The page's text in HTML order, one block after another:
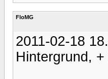
FloMG
2011-02-18
Hintergrund,